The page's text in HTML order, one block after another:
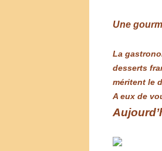
Une
La
desserts
méritent le
A eux de